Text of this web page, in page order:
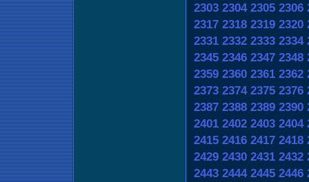
2303 2304 2305 2306
2317 2318 2319 2320
2331 2332 2333 2334
2345 2346 2347 2348
2359 2360 2361 2362
2373 2374 2375 2376
2387 2388 2389 2390
2401 2402 2403 2404
2415 2416 2417 2418
2429 2430 2431 2432
2443 2444 2445 2446